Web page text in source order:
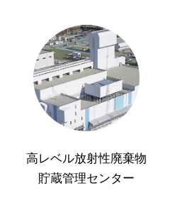
高レベル放射性廃棄物
貯蔵管理センター